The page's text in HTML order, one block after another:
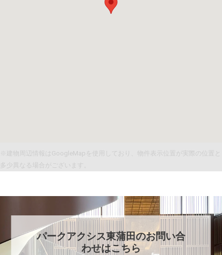
※建物周辺情報はGoogleMapを使用しており、物件表示位置が実際の位置と
多少異なる場合がございます。
パークアクシス東蒲田のお問い合
わせはこちら